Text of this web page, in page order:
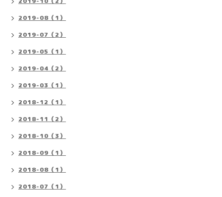
2019-08（1）
2019-07（2）
2019-05（1）
2019-04（2）
2019-03（1）
2018-12（1）
2018-11（2）
2018-10（3）
2018-09（1）
2018-08（1）
2018-07（1）